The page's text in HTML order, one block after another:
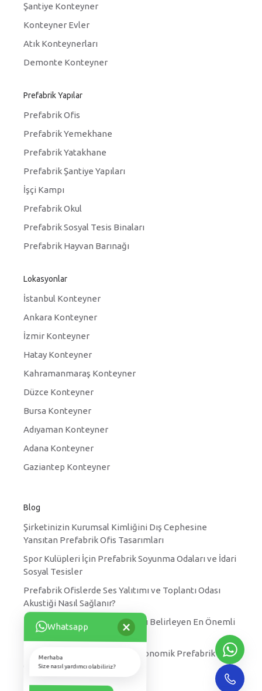
Şantiye Konteyner
Konteyner Evler
Atık Konteynerları
Demonte Konteyner
Prefabrik Yapılar
Prefabrik Ofis
Prefabrik Yemekhane
Prefabrik Yatakhane
Prefabrik Şantiye Yapıları
İşçi Kampı
Prefabrik Okul
Prefabrik Sosyal Tesis Binaları
Prefabrik Hayvan Barınağı
Lokasyonlar
İstanbul Konteyner
Ankara Konteyner
İzmir Konteyner
Hatay Konteyner
Kahramanmaraş Konteyner
Düzce Konteyner
Bursa Konteyner
Adıyaman Konteyner
Adana Konteyner
Gaziantep Konteyner
Blog
Şirketinizin Kurumsal Kimliğini Dış Cephesine
Yansıtan Prefabrik Ofis Tasarımları
Spor Kulüpleri İçin Prefabrik Soyunma Odaları ve İdari
Sosyal Tesisler
Prefabrik Ofislerde Ses Yalıtımı ve Toplantı Odası
Akustiği Nasıl Sağlanır?
Prefabrik Yatakhane Fiyatlarını Belirleyen En Önemli
Faktörler Nelerdir?
Kırsal Kesimler için Hızlı ve Ekonomik Prefabrik Köy
Okulu Projeleri
Whatsapp ×
Merhaba
Size nasıl yardımcı olabiliriz?